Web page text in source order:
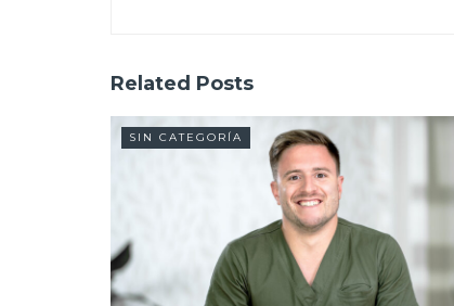
Related Posts
SIN CATEGORÍA